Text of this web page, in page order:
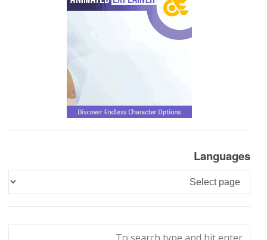
Languages
Languages